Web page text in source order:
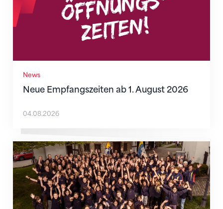
News
Neue Empfangszeiten ab 1. August 2026
04.08.2026
Mitmachen ist selbstverständlich